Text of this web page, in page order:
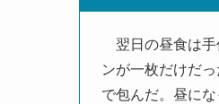
翌日の昼食は手
ンが一枚だけだ
で包んだ。昼に